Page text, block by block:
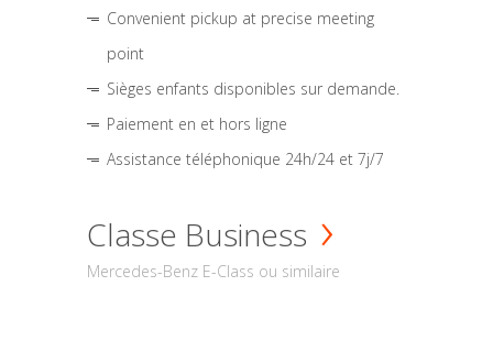
Convenient pickup at precise meeting
point
Sièges enfants disponibles sur demande.
Paiement en et hors ligne
Assistance téléphonique 24h/24 et 7j/7
Classe Business
Mercedes-Benz E-Class ou similaire